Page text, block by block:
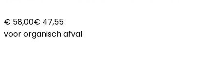
€ 58,00€ 47,55
voor organisch afval